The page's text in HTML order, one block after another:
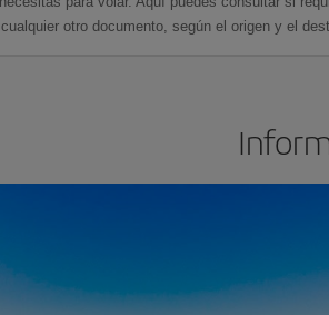
otro documento, según el origen y el